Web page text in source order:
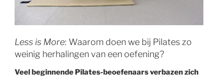
Less is More: Waarom doen we bij Pilates zo
weinig herhalingen van een oefening?
Veel beginnende Pilates-beoefenaars verbazen zich